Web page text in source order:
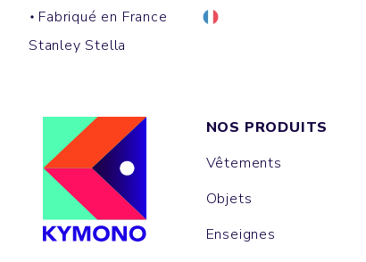
Fabriqué en France
Stanley Stella
NOS PRODUITS
Vêtements
Objets
Enseignes